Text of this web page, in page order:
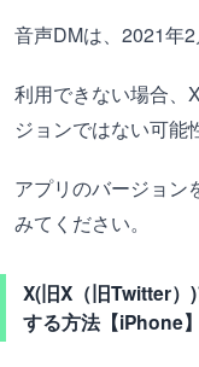
音声DMは、2021年2
利用できない場合、
ジョンではない可能
アプリのバージョン
みてください。
X(旧X（旧Twitter）
する方法【iPhone】